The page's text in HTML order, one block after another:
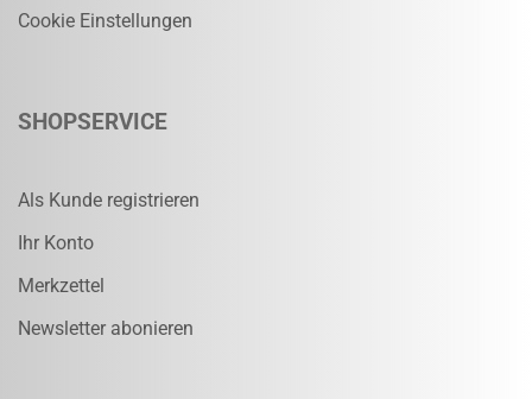
Cookie Einstellungen
SHOPSERVICE
Als Kunde registrieren
Ihr Konto
Merkzettel
Newsletter abonieren